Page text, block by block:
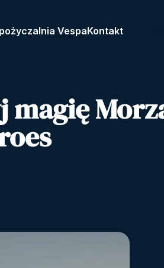
VespaKontakt
magię